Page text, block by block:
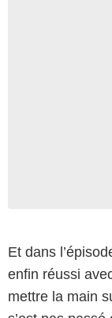
Et dans
enfin réussi
mettre la main